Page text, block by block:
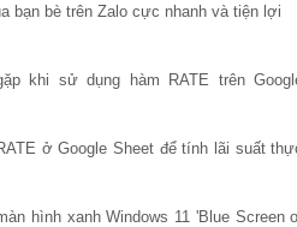
bạn bè trên Zalo cực nhanh và tiện lợi
khi sử dụng hàm RATE trên
ở Google Sheet để tính lãi suất
hình xanh Windows 11 'Blue Screen